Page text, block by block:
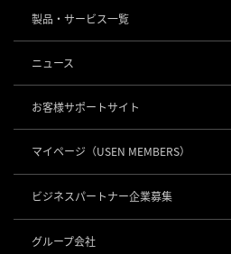
会社概要・役員一覧
事業内容
社長メッセージ
事業所一覧
店舗DX
グループ会社
製品・サービス一覧
POSレジ 他
USENレジ
USENセルフレジ
USENレジTAB HEALTHCARE
USEN ハンディ
USEN Mobile Order
USEN Tablet Order
USEN Order & Pay
USEN My Menu Premium
キャッシュレス決済
USEN PAY
USEN PAY QR
KettyBot Pro（配膳）
PuduBot2（配膳）
BellaBot Pro（配膳）
集客・予約
USEN SMART RESERVE
ヒトサラ
⁩音楽配信
お役立ち情報
ニュース
お客様サポートサイト
マイページ （USEN MEMBERS）
ビジネスパートナー企業募集
グループ会社